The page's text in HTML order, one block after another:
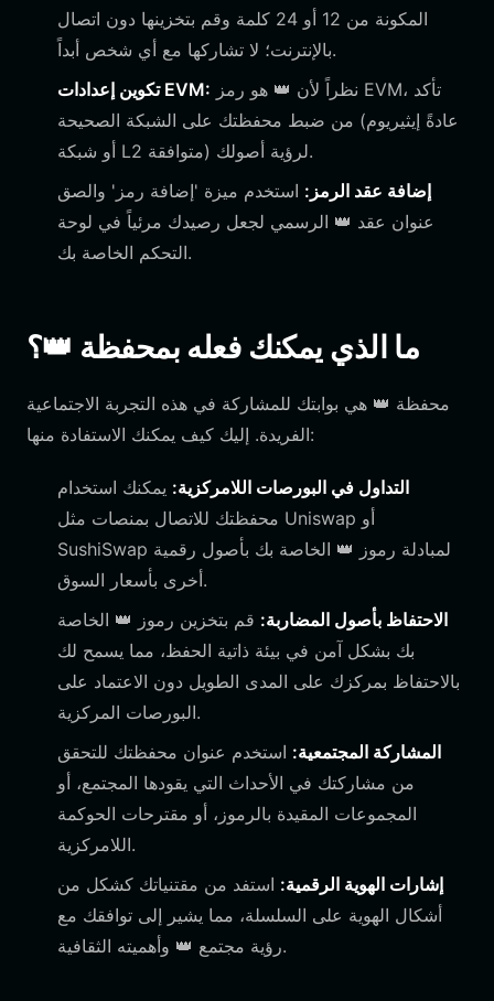
المكونة من 12 أو 24 كلمة وقم بتخزينها دون اتصال
بالإنترنت؛ لا تشاركها مع أي شخص أبداً.
تكوين إعدادات EVM:
من ضبط محفظتك على الشبكة الصحيحة (عادةً إيثيريوم
أو شبكة L2 متوافقة) لرؤية أصولك.
إضافة عقد الرمز: استخدم ميزة 'إضافة رمز' والصق
عنوان عقد 👑 الرسمي لجعل رصيدك مرئياً في لوحة
التحكم الخاصة بك.
ما الذي يمكنك فعله بمحفظة 👑؟
محفظة 👑 هي بوابتك للمشاركة في هذه التجربة الاجتماعية
الفريدة. إليك كيف يمكنك الاستفادة منها:
التداول في البورصات اللامركزية: يمكنك استخدام
محفظتك للاتصال بمنصات مثل Uniswap أو
SushiSwap لمبادلة رموز 👑 الخاصة بك بأصول رقمية
أخرى بأسعار السوق.
الاحتفاظ بأصول المضاربة: قم بتخزين رموز 👑 الخاصة
بك بشكل آمن في بيئة ذاتية الحفظ، مما يسمح لك
بالاحتفاظ بمركزك على المدى الطويل دون الاعتماد على
البورصات المركزية.
المشاركة المجتمعية: استخدم عنوان محفظتك للتحقق
من مشاركتك في الأحداث التي يقودها المجتمع، أو
المجموعات المقيدة بالرموز، أو مقترحات الحوكمة
اللامركزية.
إشارات الهوية الرقمية: استفد من مقتنياتك كشكل من
أشكال الهوية على السلسلة، مما يشير إلى توافقك مع
رؤية مجتمع 👑 وأهميته الثقافية.